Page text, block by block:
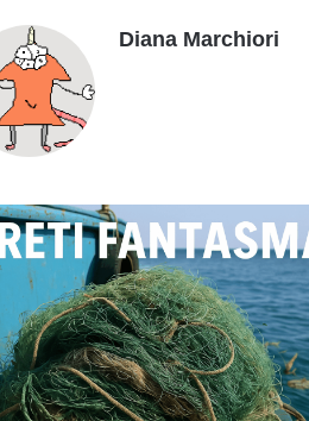
Diana Marchiori